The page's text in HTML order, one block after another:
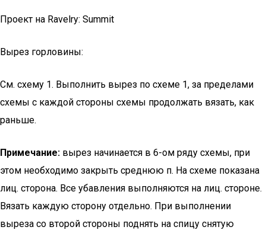
Проект на Ravelry: Summit
Вырез горловины:
См. схему 1. Выполнить вырез по схеме 1, за пределами
схемы с каждой стороны схемы продолжать вязать, как
раньше.
Примечание: вырез начинается в 6-ом ряду схемы, при
этом необходимо закрыть среднюю п. На схеме показана
лиц. сторона. Все убавления выполняются на лиц. стороне.
Вязать каждую сторону отдельно. При выполнении
выреза со второй стороны поднять на спицу снятую